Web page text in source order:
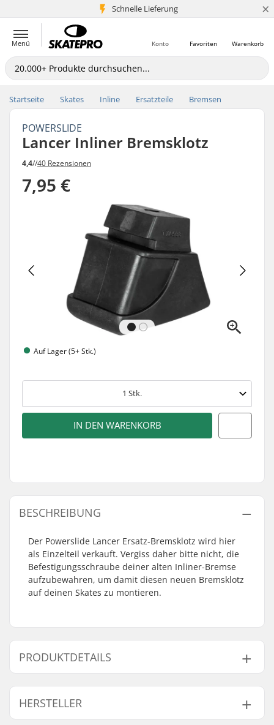
Schnelle Lieferung
5+ Mio. Kunden ×
Menü Warenkorb
Favoriten
Konto
Startseite Skates Inline Ersatzteile Bremsen
POWERSLIDE
Lancer Inliner Bremsklotz
4,4//40 Rezensionen
7,95 €
Auf Lager (5+ Stk.)
1 Stk.
IN DEN WARENKORB
BESCHREIBUNG
Der Powerslide Lancer Ersatz-Bremsklotz wird hier
als Einzelteil verkauft. Vergiss daher bitte nicht, die
Befestigungsschraube deiner alten Inliner-Bremse
aufzubewahren, um damit diesen neuen Bremsklotz
auf deinen Skates zu montieren.
PRODUKTDETAILS
Achse:
Nicht enthalten
Brake mounting bolt:
HERSTELLER